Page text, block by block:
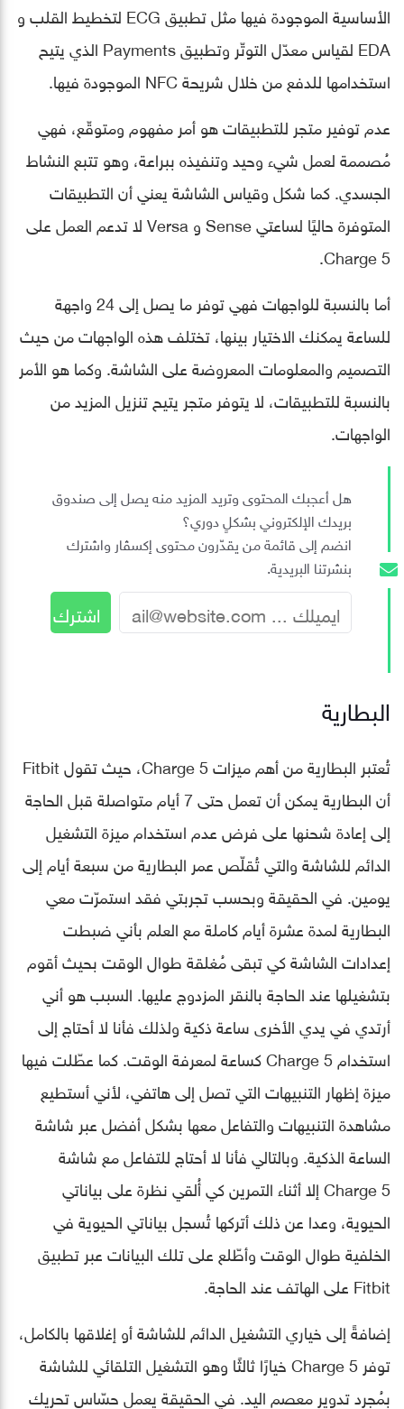
الأساسية الموجودة فيها مثل تطبيق ECG لتخطيط القلب و
EDA لقياس معدّل التوتّر وتطبيق Payments الذي يتيح
استخدامها للدفع من خلال شريحة NFC الموجودة فيها.
عدم توفير متجر للتطبيقات هو أمر مفهوم ومتوقّع، فهي
مُصممة لعمل شيء وحيد وتنفيذه ببراعة، وهو تتبع النشاط
الجسدي. كما شكل وقياس الشاشة يعني أن التطبيقات
المتوفرة حاليًا لساعتي Sense و Versa لا تدعم العمل على
Charge 5.
أما بالنسبة للواجهات فهي توفر ما يصل إلى 24 واجهة
للساعة يمكنك الاختيار بينها، تختلف هذه الواجهات من حيث
التصميم والمعلومات المعروضة على الشاشة. وكما هو الأمر
بالنسبة للتطبيقات، لا يتوفر متجر يتيح تنزيل المزيد من
الواجهات.
هل أعجبك المحتوى وتريد المزيد منه يصل إلى صندوق
بريدك الإلكتروني بشكلٍ دوري؟
انضم إلى قائمة من يقدّرون محتوى إكسڤار واشترك
بنشرتنا البريدية.
البطارية
تُعتبر البطارية من أهم ميزات Charge 5، حيث تقول Fitbit
أن البطارية يمكن أن تعمل حتى 7 أيام متواصلة قبل الحاجة
إلى إعادة شحنها على فرض عدم استخدام ميزة التشغيل
الدائم للشاشة والتي تُقلّص عمر البطارية من سبعة أيام إلى
يومين. في الحقيقة وبحسب تجربتي فقد استمرّت معي
البطارية لمدة عشرة أيام كاملة مع العلم بأني ضبطت
إعدادات الشاشة كي تبقى مُغلقة طوال الوقت بحيث أقوم
بتشغيلها عند الحاجة بالنقر المزدوج عليها. السبب هو أني
أرتدي في يدي الأخرى ساعة ذكية ولذلك فأنا لا أحتاج إلى
استخدام Charge 5 كساعة لمعرفة الوقت. كما عطّلت فيها
ميزة إظهار التنبيهات التي تصل إلى هاتفي، لأني أستطيع
مشاهدة التنبيهات والتفاعل معها بشكل أفضل عبر شاشة
الساعة الذكية. وبالتالي فأنا لا أحتاج للتفاعل مع شاشة
Charge 5 إلا أثناء التمرين كي أُلقي نظرة على بياناتي
الحيوية، وعدا عن ذلك أتركها تُسجل بياناتي الحيوية في
الخلفية طوال الوقت وأطّلع على تلك البيانات عبر تطبيق
Fitbit على الهاتف عند الحاجة.
إضافةً إلى خياري التشغيل الدائم للشاشة أو إغلاقها بالكامل،
توفر Charge 5 خيارًا ثالثًا وهو التشغيل التلقائي للشاشة
بمُجرد تدوير معصم اليد. في الحقيقة يعمل حسّاس تحريك